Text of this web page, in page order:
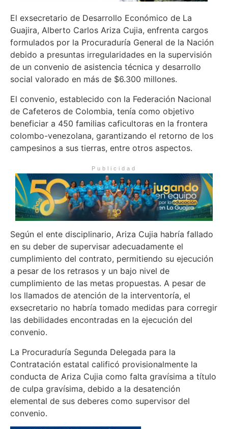
El exsecretario de Desarrollo Económico de La
Guajira, Alberto Carlos Ariza Cujia, enfrenta cargos
formulados por la Procuraduría General de la Nación
debido a presuntas irregularidades en la supervisión
de un convenio de asistencia técnica y desarrollo
social valorado en más de $6.300 millones.
El convenio, establecido con la Federación Nacional
de Cafeteros de Colombia, tenía como objetivo
beneficiar a 450 familias caficultoras en la frontera
colombo-venezolana, garantizando el retorno de los
campesinos a sus tierras, entre otros aspectos.
Publicidad
Según el ente disciplinario, Ariza Cujia habría fallado
en su deber de supervisar adecuadamente el
cumplimiento del contrato, permitiendo su ejecución
a pesar de los retrasos y un bajo nivel de
cumplimiento de las metas propuestas. A pesar de
los llamados de atención de la interventoría, el
exsecretario no habría tomado medidas para corregir
las debilidades encontradas en la ejecución del
convenio.
La Procuraduría Segunda Delegada para la
Contratación estatal calificó provisionalmente la
conducta de Ariza Cujia como falta gravísima a título
de culpa gravísima, debido a la desatención
elemental de sus deberes como supervisor del
convenio.